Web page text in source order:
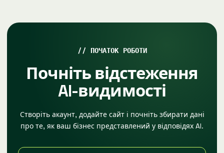
ПОЧАТОК РОБОТИ
Почніть відстеження
AI-видимості
Створіть акаунт, додайте сайт і почніть збирати дані
про те, як ваш бізнес представлений у відповідях AI.